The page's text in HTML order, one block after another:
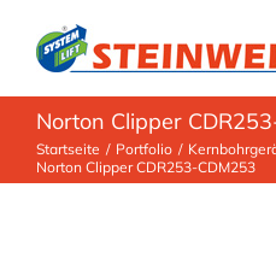
Inhalt
springen
Norton Clipper
Startseite Portfolio
Norton Clipper CDR253-CDM253